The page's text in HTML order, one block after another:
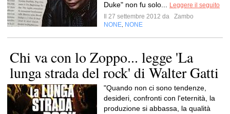
Duke" non fu solo...
Leggere il seguito
Il 27 settembre 2012 da
Zambo
NONE NONE
Chi va con lo Zoppo... legge 'La
lunga strada del rock' di Walter Gatti
"Quando non ci sono tendenze,
desideri, confronti con l'eternità, la
produzione si abbassa, la qualità